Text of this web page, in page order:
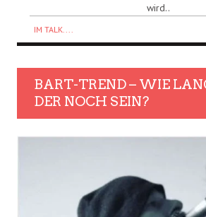
wird..
IM TALK....
BART-TREND – WIE
DER NOCH SEIN?